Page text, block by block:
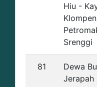
Hiu -
Srenggi
81
Dewa
Jerapah